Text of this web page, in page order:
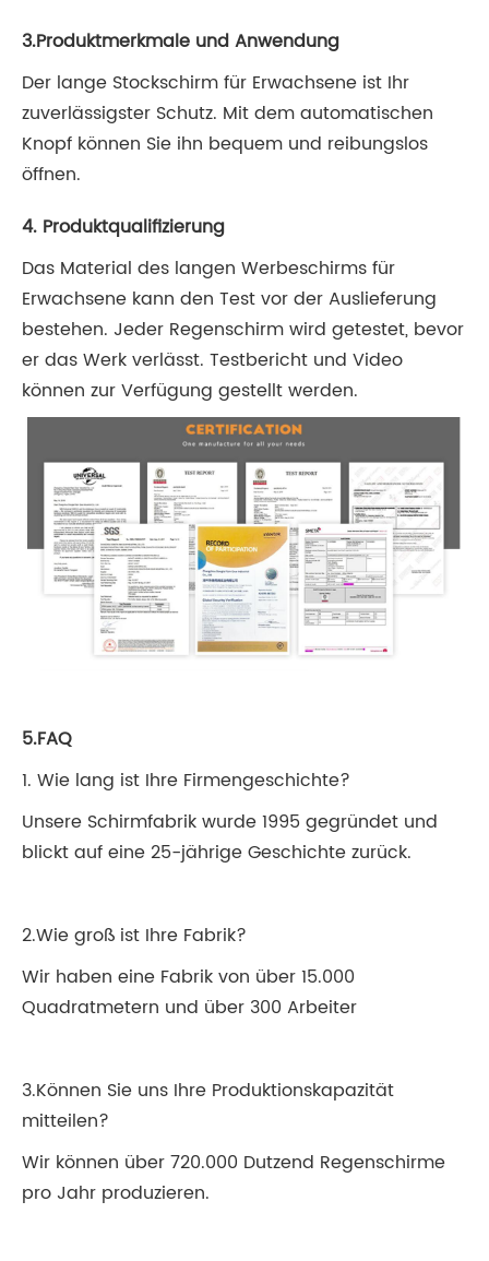
3.Produktmerkmale und Anwendung
Der lange Stockschirm für Erwachsene ist Ihr
zuverlässigster Schutz. Mit dem automatischen
Knopf können Sie ihn bequem und reibungslos
öffnen.
4. Produktqualifizierung
Das Material des langen Werbeschirms für
Erwachsene kann den Test vor der Auslieferung
bestehen. Jeder Regenschirm wird getestet, bevor
er das Werk verlässt. Testbericht und Video
können zur Verfügung gestellt werden.
5.FAQ
1. Wie lang ist Ihre Firmengeschichte?
Unsere Schirmfabrik wurde 1995 gegründet und
blickt auf eine 25-jährige Geschichte zurück.
2.Wie groß ist Ihre Fabrik?
Wir haben eine Fabrik von über 15.000
Quadratmetern und über 300 Arbeiter
3.Können Sie uns Ihre Produktionskapazität
mitteilen?
Wir können über 720.000 Dutzend Regenschirme
pro Jahr produzieren.